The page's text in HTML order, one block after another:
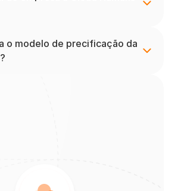
o modelo de precificação da